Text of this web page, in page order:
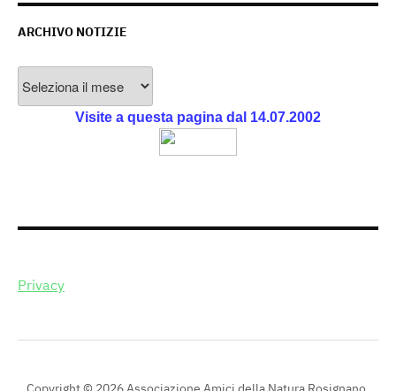
ARCHIVO NOTIZIE
Visite a questa pagina dal 14.07.2002
Privacy